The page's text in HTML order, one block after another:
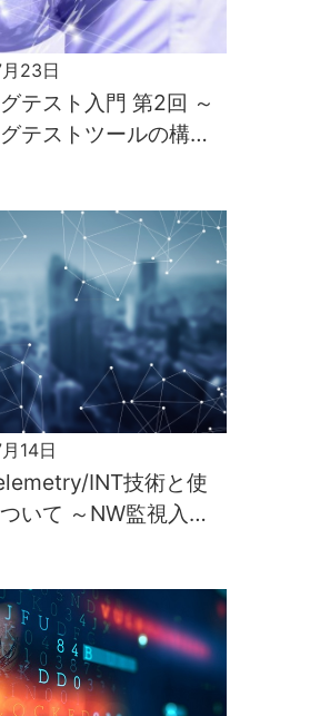
23日
テスト入門 第2回 ～
テストツールの構築
14日
INT技術と使
いて ～NW監視入門